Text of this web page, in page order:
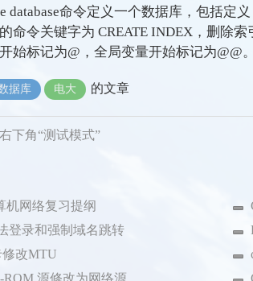
database命令定义一个数据库，包括定
命令关键字为 CREATE INDEX，删除
始标记为@，全局变量开始标记为@@。
据库 电大 的文章
下角“测试模式”
机网络复习提纲
登录和强制域名跳转
修改MTU
ROM 源修改为网络源